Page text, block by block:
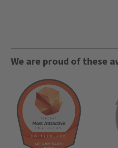
We are proud of these